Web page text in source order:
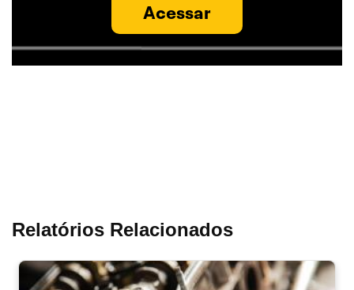
Acessar
Relatórios Relacionados